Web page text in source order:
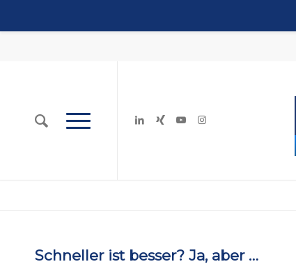
Schneller ist besser? Ja, aber …